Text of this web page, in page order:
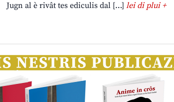
Jugn al è rivât tes ediculis dal […] lei di plui +